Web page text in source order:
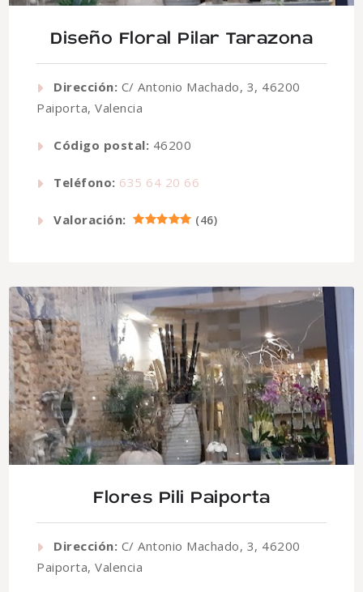
Diseño Floral Pilar Tarazona
Dirección: C/ Antonio Machado, 3, 46200
Paiporta, Valencia
Código postal: 46200
Teléfono: 635 64 20 66
Valoración: (46)
Flores Pili Paiporta
Dirección: C/ Antonio Machado, 3, 46200
Paiporta, Valencia